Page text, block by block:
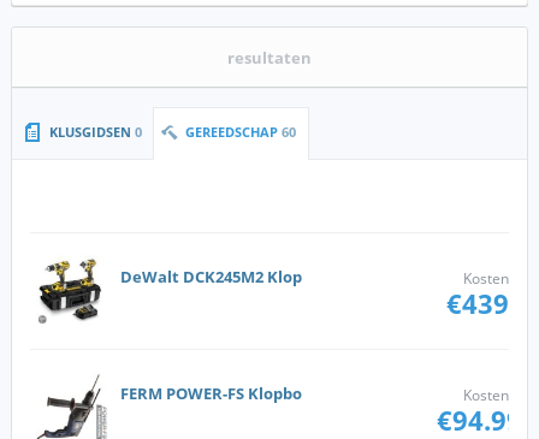
resultaten
KLUSGIDSEN 0 GEREEDSCHAP 60
DeWalt DCK245M2 Klop Kosten
€439
FERM POWER-FS Klopbo Kosten
€94.99